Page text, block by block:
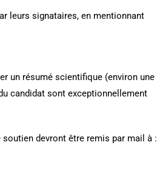
leurs signataires, en mentionnant
un résumé scientifique (environ une
candidat sont exceptionnellement
devront être remis par mail à :